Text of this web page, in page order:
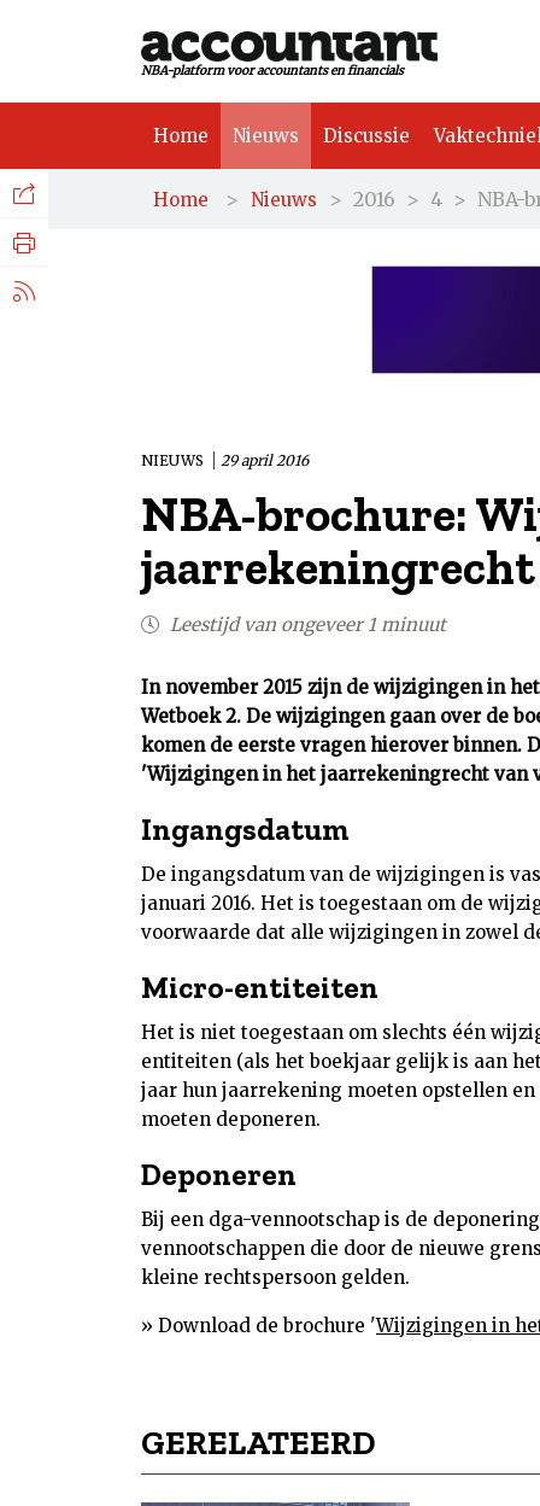
NBA-platform voor accountants en financials
Home Nieuws Discussie
Home > Nieuws > 2016 > 4 > NBA-
NIEUWS 29 april 2016
NBA-brochure:
jaarrekeningrecht
Leestijd van ongeveer 1 minuut
In november 2015 zijn de wijzigingen in
Wetboek 2. De wijzigingen gaan over de
komen de eerste vragen hierover binnen.
'Wijzigingen in het jaarrekeningrecht van
Ingangsdatum
De ingangsdatum van de wijzigingen is
januari 2016. Het is toegestaan om de
voorwaarde dat alle wijzigingen in zowel
Micro-entiteiten
Het is niet toegestaan om slechts één
entiteiten (als het boekjaar gelijk is aan
jaar hun jaarrekening moeten opstellen
moeten deponeren.
Deponeren
Bij een dga-vennootschap is de
vennootschappen die door de nieuwe
kleine rechtspersoon gelden.
» Download de brochure 'Wijzigingen in
GERELATEERD
Facebook
Nieuws